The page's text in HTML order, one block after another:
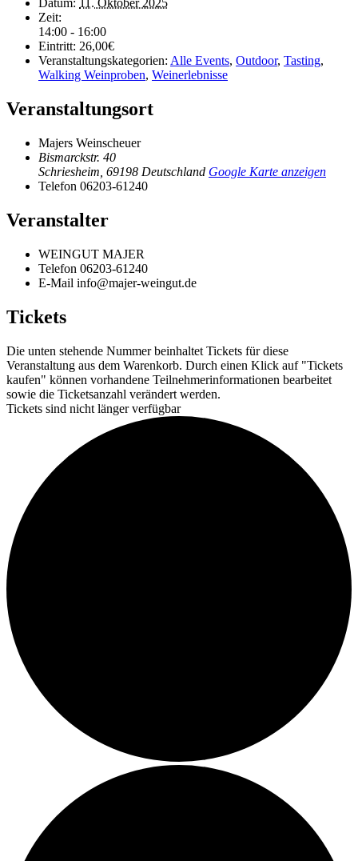
Datum: 11. Oktober 2025
Zeit:
14:00 - 16:00
Eintritt: 26,00€
Veranstaltungskategorien: Alle Events, Outdoor, Tasting,
Walking Weinproben, Weinerlebnisse
Veranstaltungsort
Majers Weinscheuer
Bismarckstr. 40
Schriesheim 69198 Deutschland Google Karte anzeigen
Telefon 06203-61240
Veranstalter
WEINGUT MAJER
Telefon 06203-61240
E-Mail info@majer-weingut.de
Tickets
Die unten stehende Nummer beinhaltet Tickets für diese
Veranstaltung aus dem Warenkorb. Durch einen Klick auf "Tickets
kaufen" können vorhandene Teilnehmerinformationen bearbeitet
sowie die Ticketsanzahl verändert werden.
Tickets sind nicht länger verfügbar